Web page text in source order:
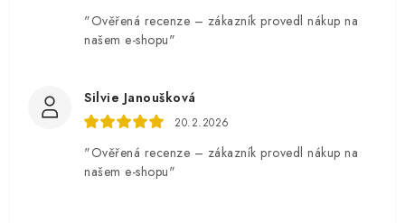
"Ověřená recenze – zákazník provedl nákup na
našem e-shopu"
Silvie Janoušková
20.2.2026
"Ověřená recenze – zákazník provedl nákup na
našem e-shopu"